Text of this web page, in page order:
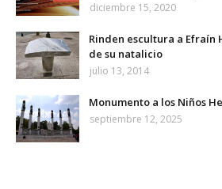
diciembre 15, 2020
Rinden escultura a Efraín
de su natalicio
julio 13, 2014
Monumento a los Niños
septiembre 12, 2025